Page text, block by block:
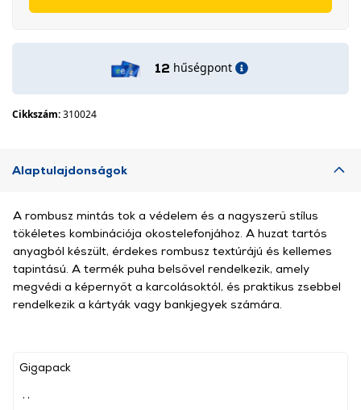
12 hűségpont
Cikkszám:310024
Alaptulajdonságok
Gigapack
A rombusz mintás tok a védelem és a nagyszerű stílus
tökéletes kombinációja okostelefonjához. A huzat tartós
anyagból készült, érdekes rombusz textúrájú és kellemes
tapintású. A termék puha belsővel rendelkezik, amely
megvédi a képernyőt a karcolásoktól, és praktikus zsebbel
rendelkezik a kártyák vagy bankjegyek számára.